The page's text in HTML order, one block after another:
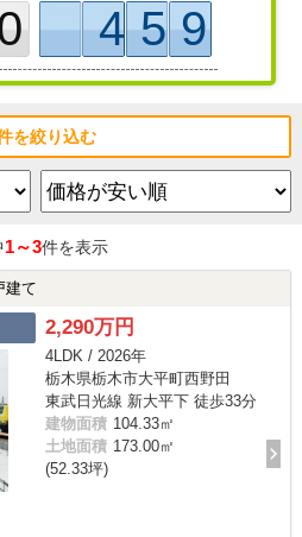
459
を絞り込む
1～3件を表示
建て
2,290万円
4LDK / 2026年
栃木県栃木市大平町西野田
東武日光線 新大平下 徒歩33分
建物面積 104.33㎡
土地面積 173.00㎡
(52.33坪)